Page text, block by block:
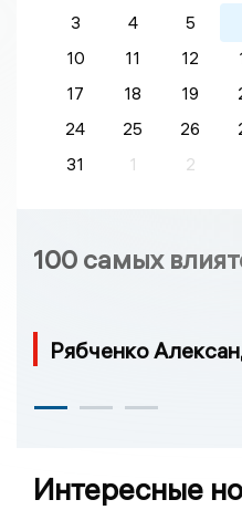
3
4 5
10
11 12
17
18 19
24
25 26
31
1 2
100 самых
Рябченко
Интересные